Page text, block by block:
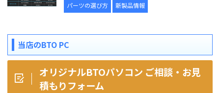
パーツの選び方 新製品情報
当店のBTO PC
オリジナルBTOパソコン ご相談・お見
積もりフォーム